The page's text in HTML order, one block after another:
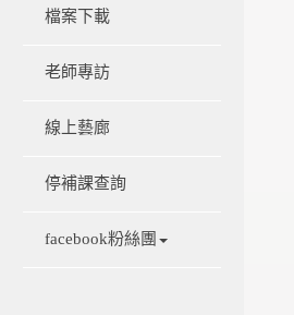
檔案下載
老師專訪
線上藝廊
停補課查詢
facebook粉絲團